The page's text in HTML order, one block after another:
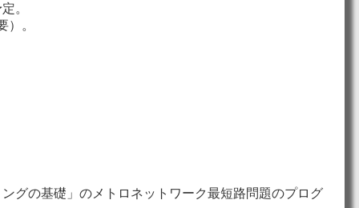
。
。
グの基礎」のメトロネットワーク最短路問題のプログ